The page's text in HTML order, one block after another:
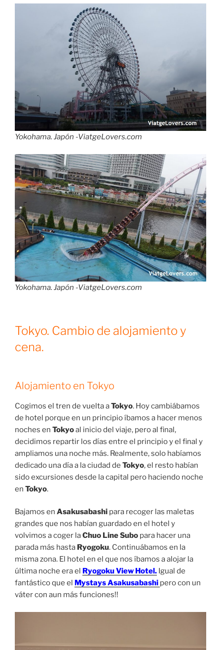
Yokohama. Japón -ViatgeLovers.com
Yokohama. Japón -ViatgeLovers.com
Tokyo. Cambio de alojamiento y
cena.
Alojamiento en Tokyo
Cogimos el tren de vuelta aTokyo. Hoy cambiábamos
de hotel porque en un principio íbamos a hacer menos
noches en Tokyoal inicio del viaje, pero al final,
decidimos repartir los días entre el principio y el final y
ampliamos una noche más. Realmente, solo habíamos
dedicado una día a la ciudad de Tokyo, el resto habían
sido excursiones desde la capital pero haciendo noche
en Tokyo.
Bajamos en Asakusabashi para recoger las maletas
grandes que nos habían guardado en el hotel y
volvimos a coger laChuo Line Subo para hacer una
parada más hasta Ryogoku. Continuábamos en la
misma zona. El hotel en el que nos íbamos a alojar la
última noche era el
Ryogoku View Hotel. Igual de
fantástico que el
Mystays Asakusabashi pero con un
váter con aun más funciones!!